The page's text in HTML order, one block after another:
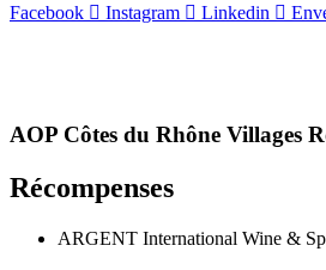
Facebook
Instagram Linkedin
AOP Côtes du Rhône Villages
Récompenses
ARGENT International Wine &